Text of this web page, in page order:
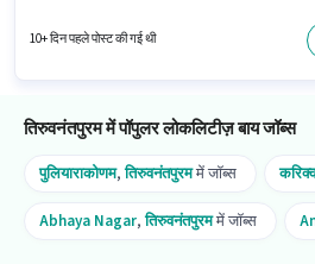
Solutions में ग्राहक सहायता / टेलीकॉलर श्रेणी में
10+ दिन पहले पोस्ट की गई थी
तिरुवनंतपुरम में पॉपुलर लोकलिटीज़ बाय जॉब्स
पुलियाराकोणम,तिरुवनंतपुरममें जॉब्स
Abhaya Nagar,तिरुवनंतपुरममें जॉब्स